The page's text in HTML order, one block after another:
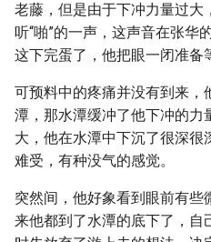
老藤，但是由于下冲力量过大
听“啪”的一声，这声音在张华
这下完蛋了，他把眼一闭准备
可预料中的疼痛并没有到来，
潭，那水潭缓冲了他下冲的力
大，他在水潭中下沉了很深很
难受，有种没气的感觉。
突然间，他好象看到眼前有
来他都到了水潭的底下了，自